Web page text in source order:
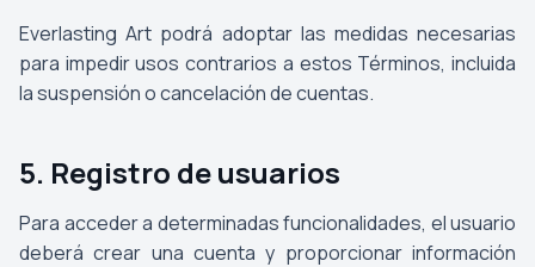
Everlasting Art podrá adoptar las medidas necesarias
para impedir usos contrarios a estos Términos, incluida
la suspensión o cancelación de cuentas.
5. Registro de usuarios
Para acceder a determinadas funcionalidades, el usuario
deberá crear una cuenta y proporcionar información